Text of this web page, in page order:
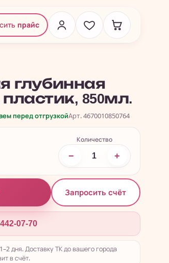
прайс
глубинная
пластик, 850мл.
перед отгрузкойАрт. 4670010850764
Количество
− +
Запросить счёт
07-70
дня. Доставку ТК до вашего города
в счёт.